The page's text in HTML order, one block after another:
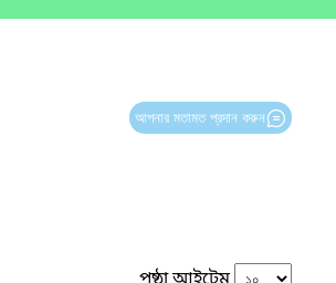
আপনার মতামত প্রদান করুন